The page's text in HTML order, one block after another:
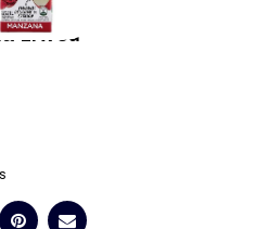
1l x 8u